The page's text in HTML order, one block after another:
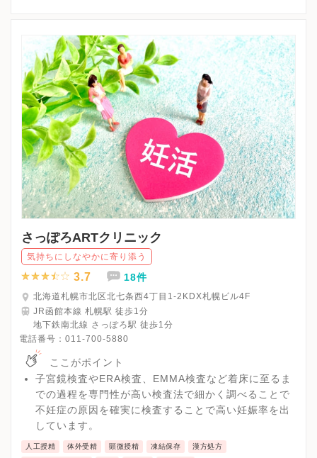
◎日曜・祝日午前中は、あざみ野本院にて体外受精関連の診療
（採卵・胚移植・ホルモン検査・超音波検査・注射等）を行って
さっぽろARTクリニック
気持ちにしなやかに寄り添う
3.7 18件
北海道札幌市北区北七条西4丁目1-2KDX札幌ビル4F
JR函館本線 札幌駅 徒歩1分
地下鉄南北線 さっぽろ駅 徒歩1分
電話番号： 011-700-5880
ここがポイント
子宮鏡検査やERA検査、EMMA検査など着床に至るま
での過程を専門性が高い検査法で細かく調べることで
不妊症の原因を確実に検査することで高い妊娠率を出
しています。
人工授精 体外受精 顕微授精 凍結保存 漢方処方